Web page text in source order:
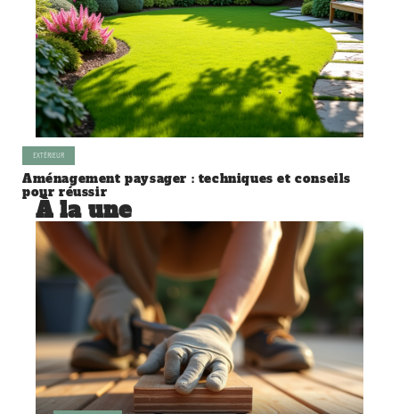
EXTÉRIEUR
Aménagement paysager : techniques et conseils
pour réussir
À la une